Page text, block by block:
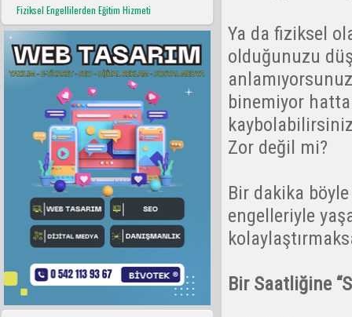
Fiziksel Engellilerden Eğitim Hizmeti
Ya da fiziksel
olduğunuzu
binemiyor hatta
Zor değil mi?
Bir dakika
engelleriyle
Bir Saatliğine